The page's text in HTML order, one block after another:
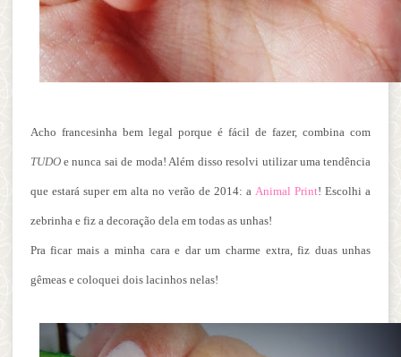
Acho francesinha bem legal porque é fácil de fazer, combina com
TUDOe nunca sai de moda! Além disso resolvi utilizar uma tendência
que estará super em alta no verão de 2014:a Animal Print! Escolhi a
zebrinha e fiz a decoração dela em todas as unhas!
Pra ficar mais a minha cara e dar um charme extra, fiz duas unhas
gêmeas e coloquei dois lacinhos nelas!